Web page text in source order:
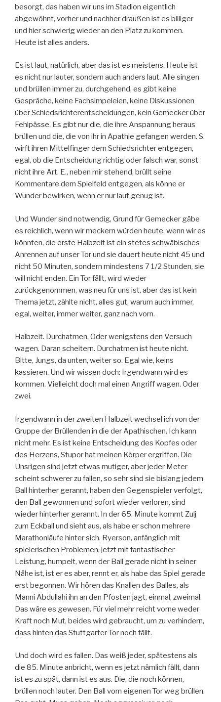
besorgt, das haben wir uns im Stadion eigentlich
abgewöhnt, vorher und nachher draußen ist es billiger
und hier schwierig wieder an den Platz zu kommen.
Heute ist alles anders.
Es ist laut, natürlich, aber das ist es meistens. Heute ist
es nicht nur lauter, sondern auch anders laut. Alle singen
und brüllen immer zu, durchgehend, es gibt keine
Gespräche, keine Fachsimpeleien, keine Diskussionen
über Schiedsrichterentscheidungen, kein Gemecker über
Fehlpässe. Es gibt nur die, die ihre Anspannung heraus
brüllen und die, die von ihr in Apathie gefangen werden. S.
wirft ihren Mittelfinger dem Schiedsrichter entgegen,
egal, ob die Entscheidung richtig oder falsch war, sonst
nicht ihre Art. E., neben mir stehend, brüllt seine
Kommentare dem Spielfeld entgegen, als könne er
Wunder bewirken, wenn er nur laut genug ist.
Und Wunder sind notwendig, Grund für Gemecker gäbe
es reichlich, wenn wir meckern würden heute, wenn wir es
könnten, die erste Halbzeit ist ein stetes schwäbisches
Anrennen auf unser Tor und sie dauert heute nicht 45 und
nicht 50 Minuten, sondern mindestens 7 1/2 Stunden, sie
will nicht enden. Ein Tor fällt, wird wieder
zurückgenommen, was neu für uns ist, aber das ist kein
Thema jetzt, zählte nicht, alles gut, warum auch immer,
egal, weiter, immer weiter, ganz nach vorn.
Halbzeit. Durchatmen. Oder wenigstens den Versuch
wagen. Daran scheitern. Durchatmen ist heute nicht.
Bitte, Jungs, da unten, weiter so. Egal wie, keins
kassieren. Und wir wissen doch: Irgendwann wird es
kommen. Vielleicht doch mal einen Angriff wagen. Oder
zwei.
Irgendwann in der zweiten Halbzeit wechsel ich von der
Gruppe der Brüllenden in die der Apathischen. Ich kann
nicht mehr. Es ist keine Entscheidung des Kopfes oder
des Herzens, Stupor hat meinen Körper ergriffen. Die
Unsrigen sind jetzt etwas mutiger, aber jeder Meter
scheint schwerer zu fallen, so sehr sind sie bislang jedem
Ball hinterher gerannt, haben den Gegenspieler verfolgt,
den Ball gewonnen und sofort wieder verloren, sind
wieder hinterher gerannt. In der 65. Minute kommt Zulj
zum Eckball und sieht aus, als habe er schon mehrere
Marathonläufe hinter sich. Ryerson, anfänglich mit
spielerischen Problemen, jetzt mit fantastischer
Leistung, humpelt, wenn der Ball gerade nicht in seiner
Nähe ist, ist er es aber, rennt er, als habe das Spiel gerade
erst begonnen. Wir hören das Knallen des Balles, als
Manni Abdullahi ihn an den Pfosten jagt, einmal, zweimal.
Das wäre es gewesen. Für viel mehr reicht vorne weder
Kraft noch Mut, beides wird gebraucht, um zu verhindern,
dass hinten das Stuttgarter Tor noch fällt.
Und doch wird es fallen. Das weiß jeder, spätestens als
die 85. Minute anbricht, wenn es jetzt nämlich fällt, dann
ist es zu spät, dann ist es aus. Die, die noch können,
brüllen noch lauter. Den Ball vom eigenen Tor weg brüllen.